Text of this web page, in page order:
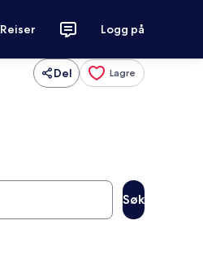
Reiser Logg på
Del Lagre
Søk